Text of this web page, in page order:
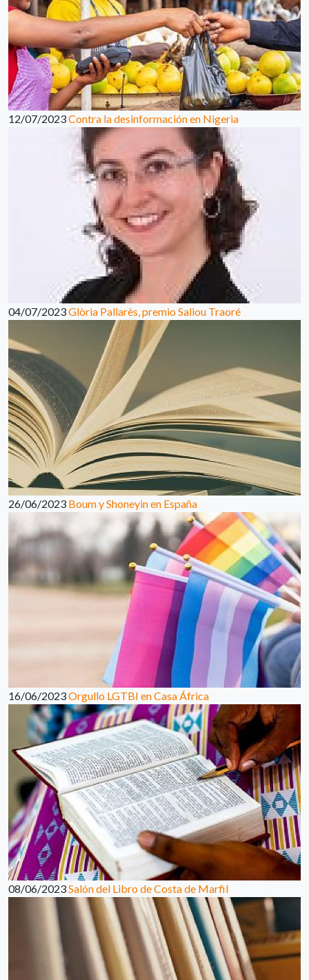
12/07/2023Contra la desinformación en Nigeria
04/07/2023Glòria Pallarès, premio Saliou Traoré
26/06/2023 Boum y Shoneyin en España
16/06/2023Orgullo LGTBI en Casa África
08/06/2023Salón del Libro de Costa de Marfil